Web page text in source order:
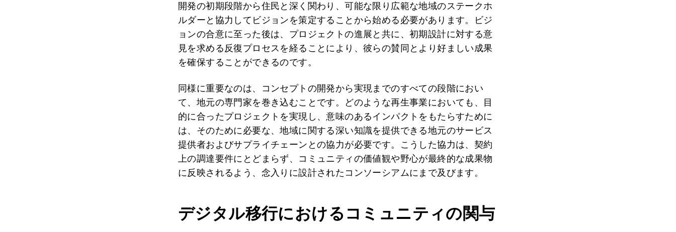
開発の初期段階から住民と深く関わり、可能な限り広範な地域のステークホ
ルダーと協力してビジョンを策定することから始める必要があります。ビジ
ョンの合意に至った後は、プロジェクトの進展と共に、初期設計に対する意
見を求める反復プロセスを経ることにより、彼らの賛同とより好ましい成果
を確保することができるのです。
同様に重要なのは、コンセプトの開発から実現までのすべての段階におい
て、地元の専門家を巻き込むことです。どのような再生事業においても、目
的に合ったプロジェクトを実現し、意味のあるインパクトをもたらすために
は、そのために必要な、地域に関する深い知識を提供できる地元のサービス
提供者およびサプライチェーンとの協力が必要です。こうした協力は、契約
上の調達要件にとどまらず、コミュニティの価値観や野心が最終的な成果物
に反映されるよう、念入りに設計されたコンソーシアムにまで及びます。
デジタル移行におけるコミュニティの関与